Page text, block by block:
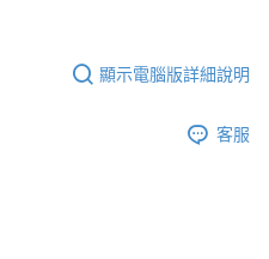
顯示電腦版詳細說明
客服